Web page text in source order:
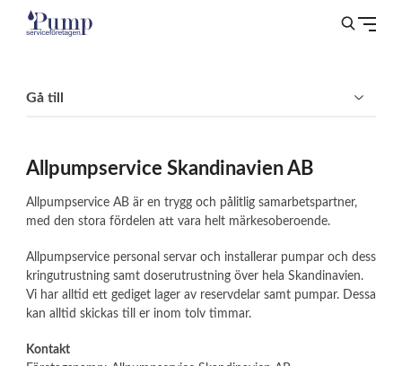
Gå till
Allpumpservice Skandinavien AB
Allpumpservice AB är en trygg och pålitlig samarbetspartner,
med den stora fördelen att vara helt märkesoberoende.
Allpumpservice personal servar och installerar pumpar och dess
kringutrustning samt doserutrustning över hela Skandinavien.
Vi har alltid ett gediget lager av reservdelar samt pumpar. Dessa
kan alltid skickas till er inom tolv timmar.
Kontakt